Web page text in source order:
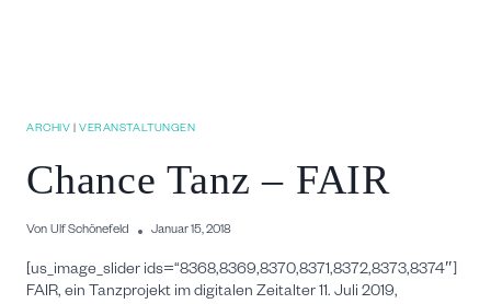
ARCHIV |VERANSTALTUNGEN
Chance Tanz – FAIR
Von Ulf Schönefeld Januar 15, 2018
[us_image_slider ids=“8368,8369,8370,8371,8372,8373,8374″]
FAIR, ein Tanzprojekt im digitalen Zeitalter 11. Juli 2019,